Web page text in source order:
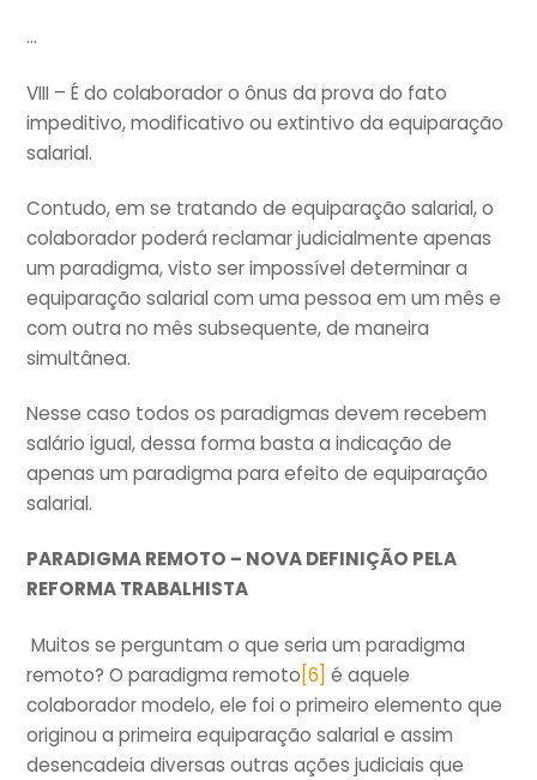
…
VIII – É do colaborador o ônus da prova do fato
impeditivo, modificativo ou extintivo da equiparação
salarial.
Contudo, em se tratando de equiparação salarial, o
colaborador poderá reclamar judicialmente apenas
um paradigma, visto ser impossível determinar a
equiparação salarial com uma pessoa em um mês e
com outra no mês subsequente, de maneira
simultânea.
Nesse caso todos os paradigmas devem recebem
salário igual, dessa forma basta a indicação de
apenas um paradigma para efeito de equiparação
salarial.
PARADIGMA REMOTO – NOVA DEFINIÇÃO PELA
REFORMA TRABALHISTA
Muitos se perguntam o que seria um paradigma
remoto? O paradigma remoto[6] é aquele
colaborador modelo, ele foi o primeiro elemento que
originou a primeira equiparação salarial e assim
desencadeia diversas outras ações judiciais que